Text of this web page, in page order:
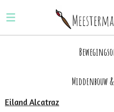
direct
naar
Middenbouw
Eiland Alcatraz